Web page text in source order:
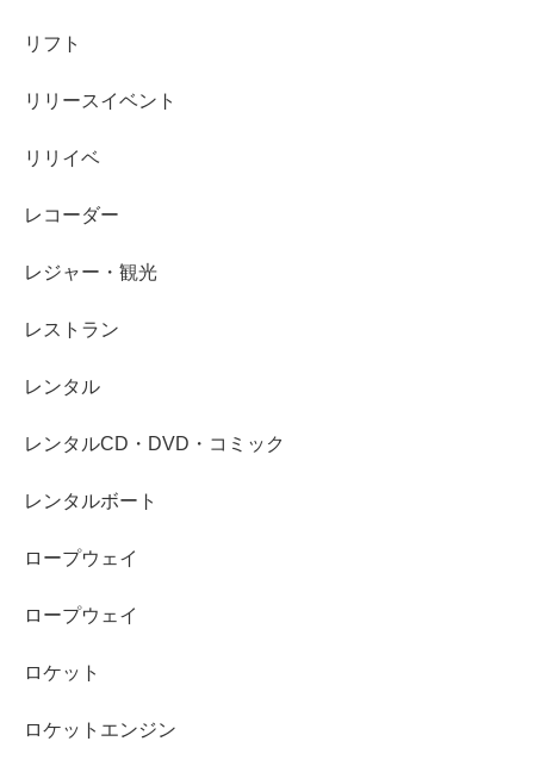
リフト
リリースイベント
リリイベ
レコーダー
レジャー・観光
レストラン
レンタル
レンタルCD・DVD・コミック
レンタルボート
ロープウェイ
ロープウェイ
ロケット
ロケットエンジン